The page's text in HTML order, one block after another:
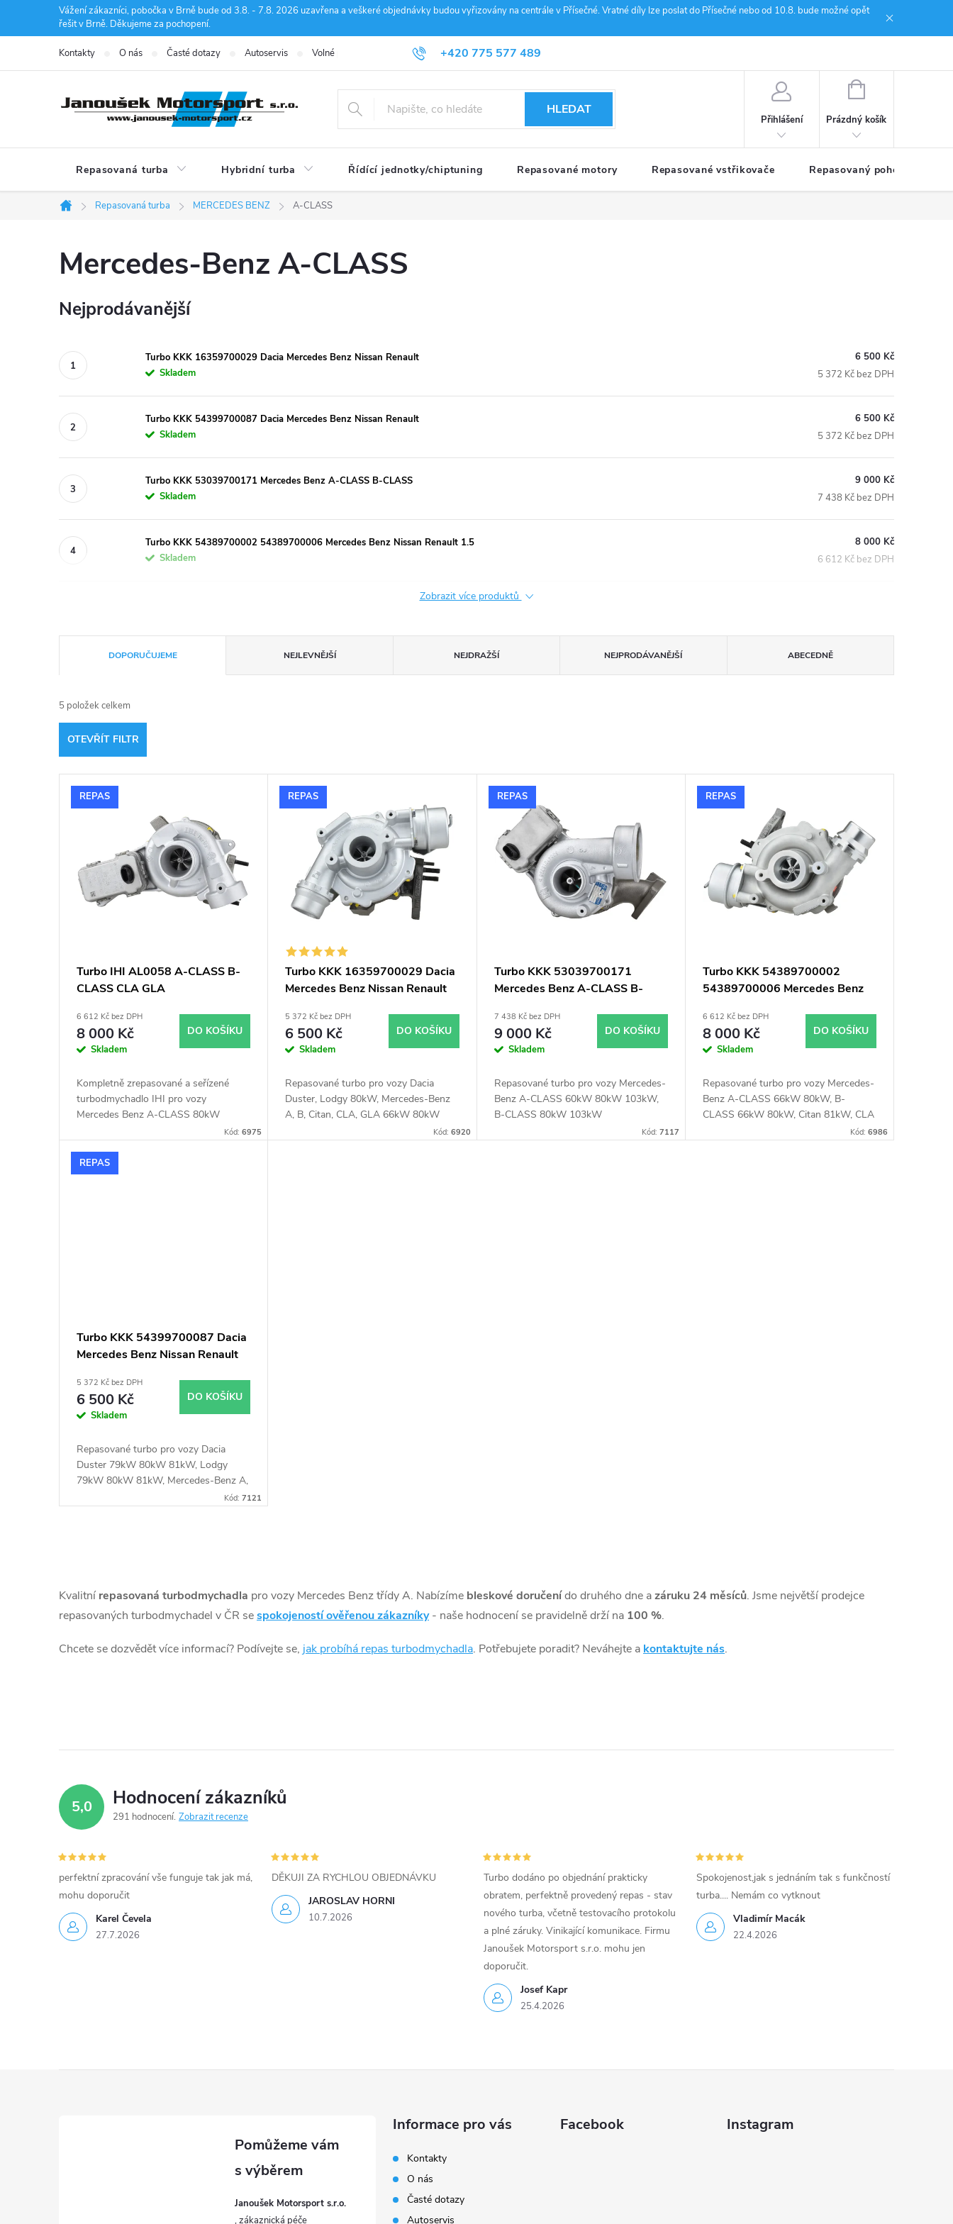
Vážení zákazníci, pobočka v Brně bude od 3.8. - 7.8. 2026 uzavřena a veškeré objednávky budou vyřizovány na centrále v Přísečné. Vratné díly lze poslat do Přísečné nebo od 10.8. bude možné opět
řešit v Brně. Děkujeme za pochopení.
+420 775 577 489
info@janousek-motorsport.cz
Kontakty O nás Časté dotazy Autoservis Volné pozice Obchodní podmínky Reklamace
HLEDAT
Přihlášení
NÁKUPNÍ
Prázdný košík
Repasovaná turba Hybridní turba Řídící jednotky/chiptuning Repasované motory Repasované vstřikovače Repasovaný pohon TDM
Domů
Repasovaná turba MERCEDES BENZ A-CLASS
Mercedes-Benz A-CLASS
Nejprodávanější
Turbo KKK 16359700029 Dacia Mercedes Benz Nissan Renault
Skladem
6 500 Kč
5 372 Kč bez DPH
Turbo KKK 54399700087 Dacia Mercedes Benz Nissan Renault
Skladem
6 500 Kč
5 372 Kč bez DPH
Turbo KKK 53039700171 Mercedes Benz A-CLASS B-CLASS
Skladem
9 000 Kč
7 438 Kč bez DPH
Turbo KKK 54389700002 54389700006 Mercedes Benz Nissan Renault 1.5
Skladem
8 000 Kč
6 612 Kč bez DPH
Zobrazit více produktů
a
z
e
n
DOPORUČUJEME NEJLEVNĚJŠÍ NEJDRAŽŠÍ NEJPRODÁVANĚJŠÍ ABECEDNĚ
5 položek celkem
OTEVŘÍT FILTR
V
k
REPAS
Turbo IHI AL0058 A-CLASS B-
CLASS CLA GLA
6 612 Kč bez DPH
8 000 Kč
Skladem
DO KOŠÍKU
Kompletně zrepasované a seřízené
turbodmychadlo IHI pro vozy
Mercedes Benz A-CLASS 80kW
CLA 100kW 120kW 125kW 130kW,
GLA 100kW 120kW 125kW 130kW
Kód:6975
REPAS
Turbo KKK 16359700029 Dacia
Mercedes Benz Nissan Renault
5 372 Kč bez DPH
6 500 Kč
Skladem
DO KOŠÍKU
Repasované turbo pro vozy Dacia
Duster, Lodgy 80kW, Mercedes-Benz
A, B, Citan, CLA, GLA 66kW 80kW
81kW, Nissan NV200, Juke, Pulsar,Kód: 6920
REPAS
Turbo KKK 53039700171
Mercedes Benz A-CLASS B-
7 438 Kč bez DPH
9 000 Kč
Skladem
DO KOŠÍKU
Repasované turbo pro vozy Mercedes-
Benz A-CLASS 60kW 80kW 103kW,
B-CLASS 80kW 103kW
Kód: 7117
REPAS
Turbo KKK 54389700002
54389700006 Mercedes Benz
6 612 Kč bez DPH
8 000 Kč
Skladem
DO KOŠÍKU
Repasované turbo pro vozy Mercedes-
Benz A-CLASS 66kW 80kW, B-
CLASS 66kW 80kW, Citan 81kW, CLA
80kW, GLA 80kW, Nissan Cube 81kW,
Kód: 6986
REPAS
Turbo KKK 54399700087 Dacia
Mercedes Benz Nissan Renault
5 372 Kč bez DPH
6 500 Kč
Skladem
DO KOŠÍKU
Repasované turbo pro vozy Dacia
Duster 79kW 80kW 81kW, Lodgy
79kW 80kW 81kW, Mercedes-Benz A,
B, Citan, CLA, GLA 55kW 66kW 80kW
81kW
Kód:7121
v
l
á
í
p
r
k
y
v
u
Kvalitní repasovaná turbodmychadla pro vozy Mercedes Benz třídy A. Nabízíme bleskové doručenído druhého dne azáruku 24 měsíců. Jsme největší prodejce
repasovaných turbodmychadel v ČR sespokojeností ověřenou zákazníky - naše hodnocení se pravidelně drží na 100 %.
Chcete se dozvědět více informací? Podívejte se, jak probíhá repas turbodmychadla. Potřebujete poradit? Neváhejte a kontaktujte nás.
5,0 Hodnocení zákazníků
291 hodnocení Zobrazit recenze
Karel Čevela
27.7.2026
perfektní zpracování vše funguje tak jak má,
mohu doporučit
JAROSLAV HORNI
10.7.2026
DĚKUJI ZA RYCHLOU OBJEDNÁVKU
Josef Kapr
25.4.2026
Turbo dodáno po objednání prakticky
obratem, perfektně provedený repas - stav
nového turba, včetně testovacího protokolu
a plné záruky. Vinikající komunikace. Firmu
Janoušek Motorsport s.r.o. mohu jen
doporučit.
Vladimír Macák
22.4.2026
Spokojenost,jak s jednáním tak s funkčností
turba.... Nemám co vytknout
Janoušek Motorsport s.r.o.
Informace pro vás
Kontakty
O nás
Časté dotazy
Autoservis
Facebook Instagram